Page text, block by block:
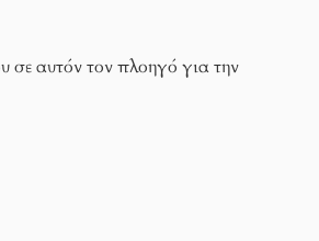
σε αυτόν τον πλοηγό για την